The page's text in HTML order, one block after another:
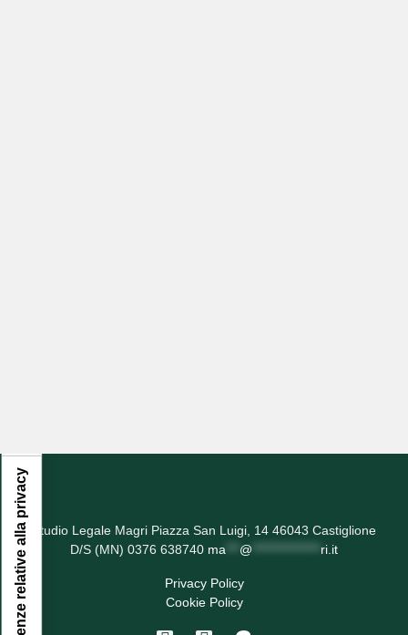
Studio Legale Magri Piazza San Luigi, 14 46043 Castiglione
D/S (MN) 0376 638740 ma @ ri.it
Privacy Policy
Cookie Policy